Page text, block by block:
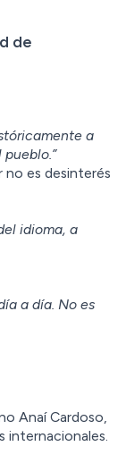
de
a
es desinterés
idioma, a
a día. No es
Anaí Cardoso,
internacionales.